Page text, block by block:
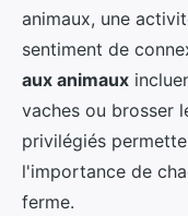
animaux, une
sentiment de
aux animaux
vaches ou brosser
privilégiés
l'importance de
ferme.